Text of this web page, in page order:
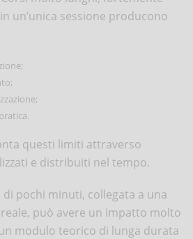
un’unica sessione producono
questi limiti attraverso
e distribuiti nel tempo.
pochi minuti, collegata a una
può avere un impatto molto
modulo teorico di lunga durata